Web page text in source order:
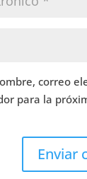
correo
para la